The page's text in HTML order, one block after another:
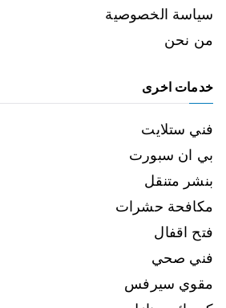
سياسة الخصوصية
من نحن
خدمات اخرى
فني ستلايت
بي ان سبورت
بنشر متنقل
مكافحة حشرات
فتح اقفال
فني صحي
مقوي سيرفس